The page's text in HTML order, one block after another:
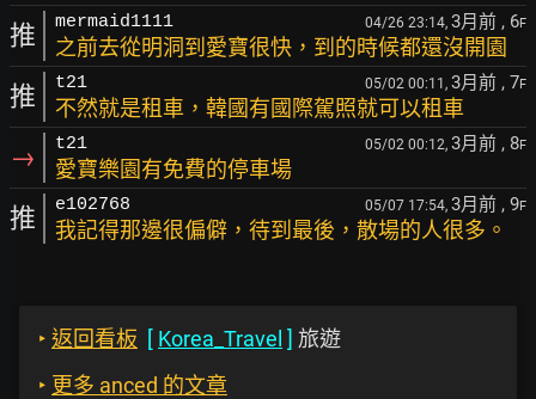
推 mermaid1111 04/26 23:14, 3月前 , 6F
之前去從明洞到愛寶很快，到的時候都還沒開園
推 t21 05/02 00:11, 3月前 , 7F
不然就是租車，韓國有國際駕照就可以租車
→ t21 05/02 00:12, 3月前 , 8F
愛寶樂園有免費的停車場
推 e102768 05/07 17:54, 3月前 , 9F
我記得那邊很偏僻，待到最後，散場的人很多。
‣ 返回看板 [ Korea_Travel ] 旅遊
‣ 更多 anced 的文章